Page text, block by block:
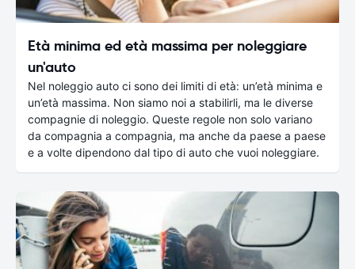
Età minima ed età massima per noleggiare
un'auto
Nel noleggio auto ci sono dei limiti di età: un’età minima e
un’età massima. Non siamo noi a stabilirli, ma le diverse
compagnie di noleggio. Queste regole non solo variano
da compagnia a compagnia, ma anche da paese a paese
e a volte dipendono dal tipo di auto che vuoi noleggiare.